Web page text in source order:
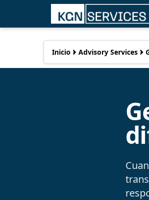
Inicio Advisory Services